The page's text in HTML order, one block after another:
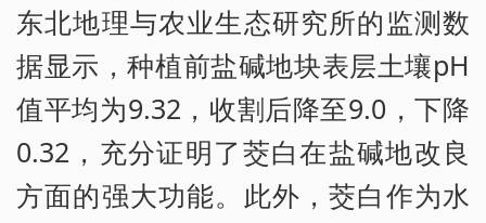
东北地理与农业生态研究所的监测数
据显示，种植前盐碱地块表层土壤pH
值平均为9.32，收割后降至9.0，下降
0.32，充分证明了茭白在盐碱地改良
方面的强大功能。此外，茭白作为水